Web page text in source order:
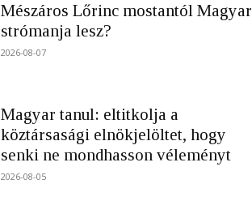
Mészáros Lőrinc mostantól Magyar
strómanja lesz?
2026-08-07
Magyar tanul: eltitkolja a
köztársasági elnökjelöltet, hogy
senki ne mondhasson véleményt
2026-08-05